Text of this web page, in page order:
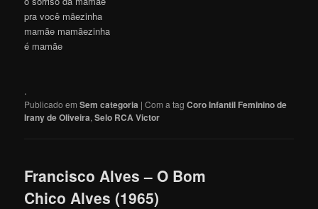
pra você mãezinha
mamãe mamãezinha
é mamãe
.
Publicado em Sem categoria |Com a tagCoro Infantil Feminino de
Irany de Oliveira,Selo RCA Victor
Francisco Alves – O Bom
Chico Alves (1965)